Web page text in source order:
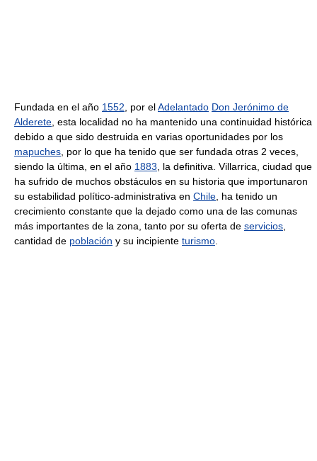
Fundada en el año 1552 , por elAdelantado Don Jerónimo de
Alderete , esta localidad no ha mantenido una continuidad histórica
debido a que sido destruida en varias oportunidades por los
mapuches , por lo que ha tenido que ser fundada otras 2 veces,
siendo la última, en el año 1883 , la definitiva. Villarrica, ciudad que
ha sufrido de muchos obstáculos en su historia que importunaron
su estabilidad político-administrativa en Chile , ha tenido un
crecimiento constante que la dejado como una de las comunas
más importantes de la zona, tanto por su oferta de servicios
cantidad de población y su incipiente turismo